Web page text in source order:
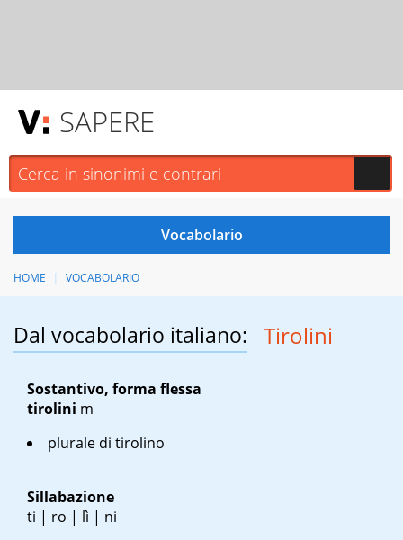
SAPERE
HOME VOCABOLARIO
Dal vocabolario italiano: Tirolini
Sostantivo, forma flessa
tirolini m
plurale di tirolino
Sillabazione
ti | ro | lì | ni